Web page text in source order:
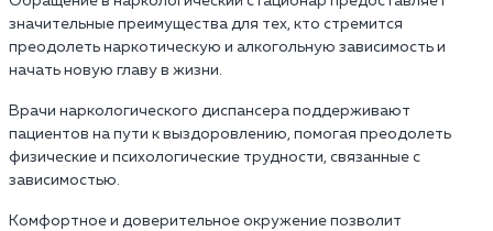
значительные преимущества для тех, кто стремится
преодолеть наркотическую и алкогольную зависимость и
начать новую главу в жизни.
Врачи наркологического диспансера поддерживают
пациентов на пути к выздоровлению, помогая преодолеть
физические и психологические трудности, связанные с
зависимостью.
Комфортное и доверительное окружение позволит